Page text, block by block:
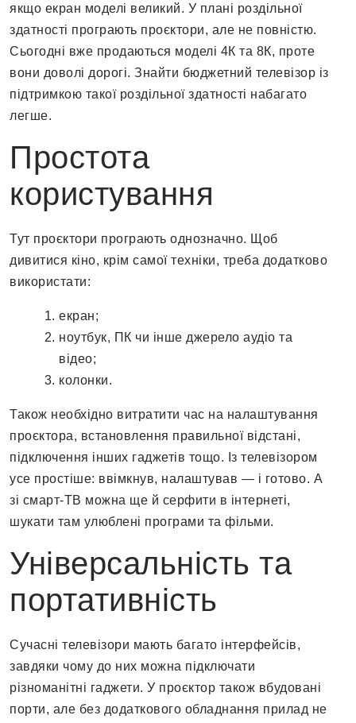
якщо екран моделі великий. У плані роздільної
здатності програють проєктори, але не повністю.
Сьогодні вже продаються моделі 4К та 8К, проте
вони доволі дорогі. Знайти бюджетний телевізор із
підтримкою такої роздільної здатності набагато
легше.
Простота
користування
Тут проєктори програють однозначно. Щоб
дивитися кіно, крім самої техніки, треба додатково
використати:
екран;
ноутбук, ПК чи інше джерело аудіо та
відео;
колонки.
Також необхідно витратити час на налаштування
проєктора, встановлення правильної відстані,
підключення інших гаджетів тощо. Із телевізором
усе простіше: ввімкнув, налаштував — і готово. А
зі смарт-ТВ можна ще й серфити в інтернеті,
шукати там улюблені програми та фільми.
Універсальність та
портативність
Сучасні телевізори мають багато інтерфейсів,
завдяки чому до них можна підключати
різноманітні гаджети. У проєктор також вбудовані
порти, але без додаткового обладнання прилад не